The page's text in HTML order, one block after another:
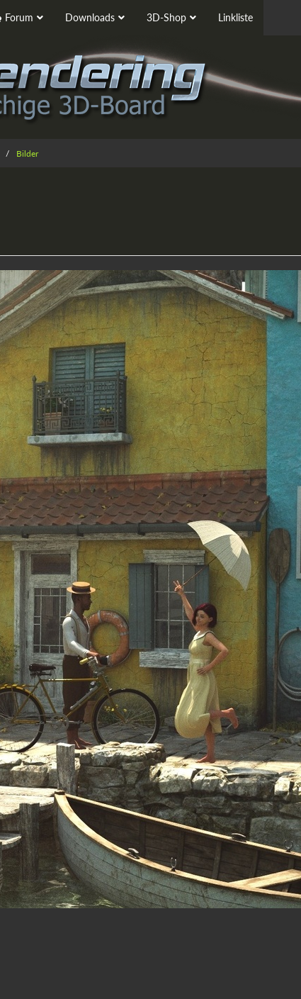
Forum Downloads 3D-Shop Linkliste
Bilder